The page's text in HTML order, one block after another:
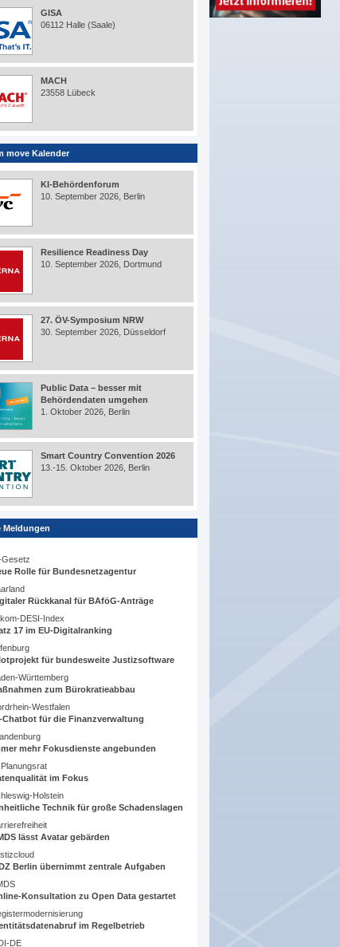
GISA
06112 Halle (Saale)
MACH
23558 Lübeck
move Kalender
KI-Behördenforum
10. September 2026, Berlin
Resilience Readiness Day
10. September 2026, Dortmund
27. ÖV-Symposium NRW
30. September 2026, Düsseldorf
Public Data – besser mit
Behördendaten umgehen
1. Oktober 2026, Berlin
Smart Country Convention 2026
13.-15. Oktober 2026, Berlin
Meldungen
Gesetz
Rolle für Bundesnetzagentur
Rückkanal für BAföG-Anträge
DESI-Index
17 im EU-Digitalranking
für bundesweite Justizsoftware
Württemberg
zum Bürokratieabbau
Westfalen
Chatbot für die Finanzverwaltung
mehr Fokusdienste angebunden
Planungsrat
im Fokus
Holstein
Technik für große Schadenslagen
lässt Avatar gebärden
Berlin übernimmt zentrale Aufgaben
Konsultation zu Open Data gestartet
im Regelbetrieb
DE